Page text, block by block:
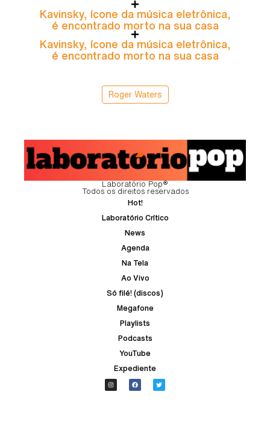
Kavinsky, ícone da música eletrônica,
é encontrado morto na sua casa
Kavinsky, ícone da música eletrônica,
é encontrado morto na sua casa
Roger Waters
Laboratório Pop®
Todos os direitos reservados
Hot!
Laboratório Crítico
News
Agenda
Na Tela
Ao Vivo
Só filé! (discos)
Megafone
Playlists
Podcasts
YouTube
Expediente